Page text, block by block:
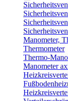
Manometer,
Thermometer
Thermo-
Manometer